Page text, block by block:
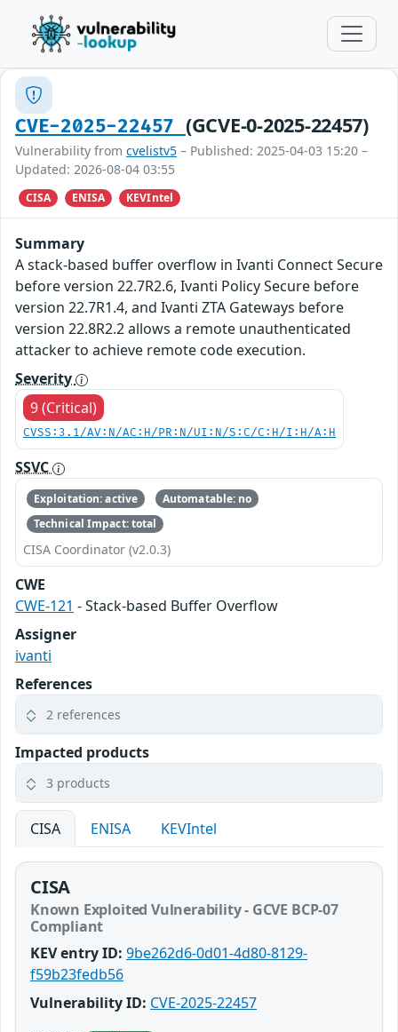
CVE-2025-22457 (GCVE-0-2025-22457)
Vulnerability from cvelistv5 – Published: 2025-04-03 15:20 –
Updated: 2026-08-04 03:55
CISA ENISA KEVIntel
Summary
A stack-based buffer overflow in Ivanti Connect Secure
before version 22.7R2.6, Ivanti Policy Secure before
version 22.7R1.4, and Ivanti ZTA Gateways before
version 22.8R2.2 allows a remote unauthenticated
attacker to achieve remote code execution.
Severity
9 (Critical)
CVSS:3.1/AV:N/AC:H/PR:N/UI:N/S:C/C:H/I:H/A:H
SSVC
Exploitation: active
Automatable: no
Technical Impact: total
CISA Coordinator (v2.0.3)
CWE
CWE-121 - Stack-based Buffer Overflow
Assigner
ivanti
References
2 references
Impacted products
3 products
CISA ENISA KEVIntel
CISA
Known Exploited Vulnerability - GCVE BCP-07
Compliant
KEV entry ID: 9be262d6-0d01-4d80-8129-
f59b23fedb56
Vulnerability ID: CVE-2025-22457